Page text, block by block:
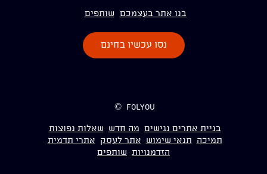
בנו אתר בעצמכם שותפים
נסו עכשיו בחינם
folyou ©
בניית אתרים נגישים מה חדש שאלות נפוצות
תמיכה תנאי שימוש אתר לעסק אתרי תדמית
הזדמנויות שותפים